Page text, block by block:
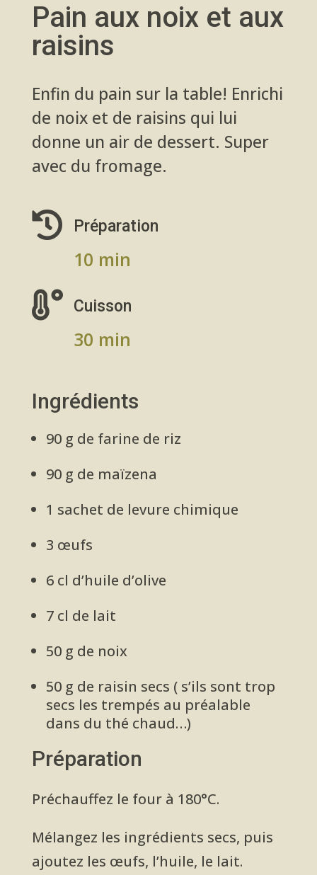
Pain aux noix et aux
raisins
Enfin du pain sur la table! Enrichi
de noix et de raisins qui lui
donne un air de dessert. Super
avec du fromage.
 Préparation
10 min
 Cuisson
30 min
Ingrédients
90 g de farine de riz
90 g de maïzena
1 sachet de levure chimique
3 œufs
6 cl d’huile d’olive
7 cl de lait
50 g de noix
50 g de raisin secs ( s’ils sont trop
secs les trempés au préalable
dans du thé chaud…)
Préparation
Préchauffez le four à 180°C.
Mélangez les ingrédients secs, puis
ajoutez les œufs, l’huile, le lait.